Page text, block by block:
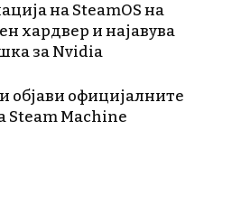
на SteamOS на
хардвер и најавува
за Nvidia
објави официјалните
Steam Machine